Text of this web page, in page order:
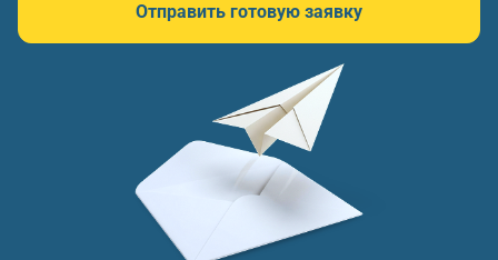
Отправить готовую заявку